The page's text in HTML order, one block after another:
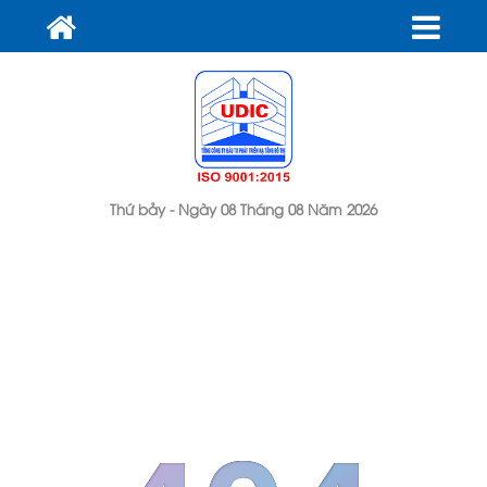
Thứ bảy - Ngày 08 Tháng 08 Năm 2026